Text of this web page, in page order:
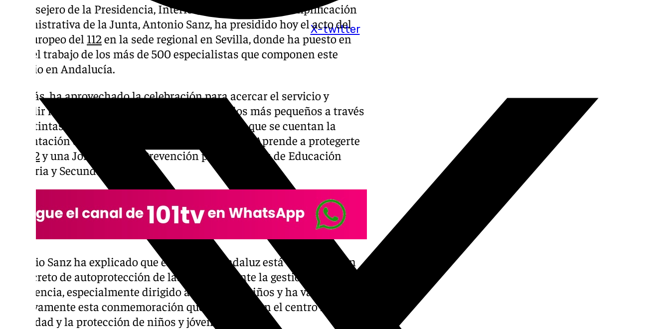
X-twitter
El consejero de la Presidencia, Interior, Diálogo Social y Simplificación
Administrativa de la Junta, Antonio Sanz, ha presidido hoy el acto del
Día Europeo del 112en la sede regional en Sevilla, donde ha puesto en
valor el trabajo de los más de 500 especialistas que componen este
servicio en Andalucía.
Además, ha aprovechado la celebración para acercar el servicio y
difundir la cultura de la autoprotección entre los más pequeños a través
de distintas actividades de divulgación entre las que se cuentan la
presentación de la Pequeguía, el concurso escolar Aprende a protegerte
112y una Jornada de la Prevención para alumnos de Educación
Primaria y Secundaria.
Antonio Sanz ha explicado que el ejecutivo andaluz está trabajando en
un decreto de autoprotección de las personas ante la gestión de una
emergencia, especialmente dirigido a mayores y niños y ha valorado muy
positivamente esta conmemoración que ha puesto en el centro la
seguridad y la protección de niños y jóvenes.